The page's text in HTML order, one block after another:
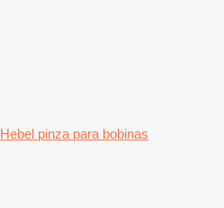
Hebel pinza para bobinas